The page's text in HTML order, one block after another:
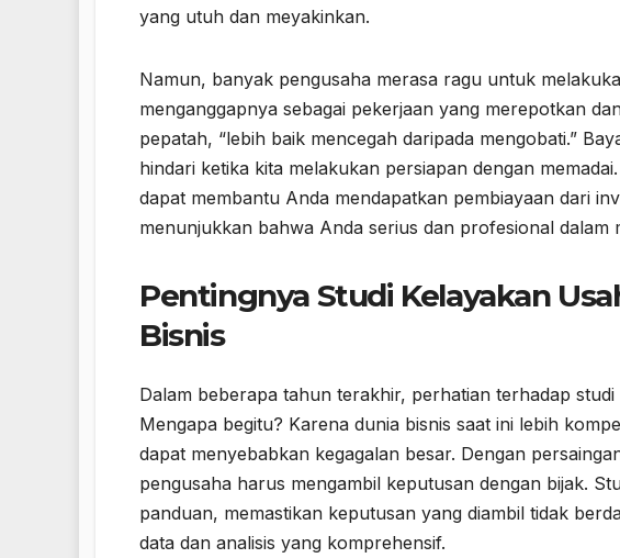
yang utuh dan meyakinkan.
Namun, banyak pengusaha merasa ragu untuk
menganggapnya sebagai pekerjaan yang merepotkan
pepatah, “lebih baik mencegah daripada mengobati.”
hindari ketika kita melakukan persiapan dengan
dapat membantu Anda mendapatkan pembiayaan dari
menunjukkan bahwa Anda serius dan profesional dalam
Pentingnya Studi Kelayakan
Bisnis
Dalam beberapa tahun terakhir, perhatian terhadap
Mengapa begitu? Karena dunia bisnis saat ini lebih
dapat menyebabkan kegagalan besar. Dengan
pengusaha harus mengambil keputusan dengan bijak.
panduan, memastikan keputusan yang diambil tidak
data dan analisis yang komprehensif.